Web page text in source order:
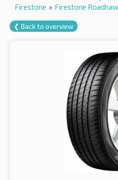
Firestone » Firestone
❮ Back to overview